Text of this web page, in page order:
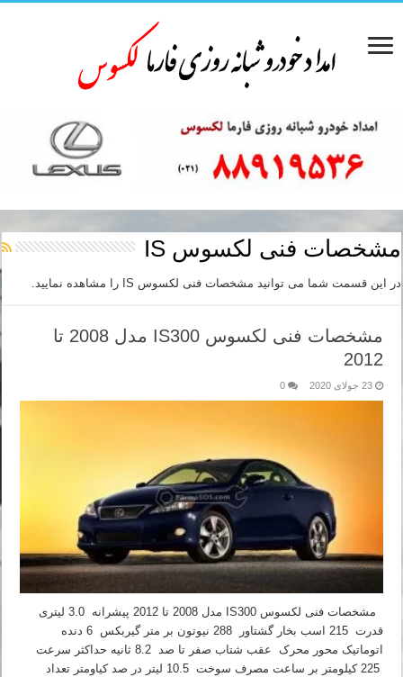
مشخصات فنی لکسوس IS
در این قسمت شما می توانید مشخصات فنی لکسوس IS را مشاهده نمایید.
مشخصات فنی لکسوس IS300 مدل 2008 تا
2012
23 جولای 2020 0
مشخصات فنی لکسوس IS300 مدل 2008 تا 2012 پیشرانه 3.0 لیتری
قدرت 215 اسب بخار گشتاور 288 نیوتون بر متر گیربکس 6 دنده
اتوماتیک محور محرک عقب شتاب صفر تا صد 8.2 ثانیه حداکثر سرعت
225 کیلومتر بر ساعت مصرف سوخت 10.5 لیتر در صد کیاومتر تعداد